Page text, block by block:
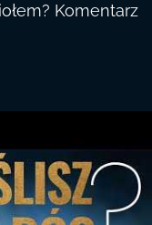
Komentarz